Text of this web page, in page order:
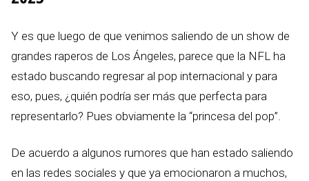
Y es que luego de que venimos saliendo de un show de
grandes raperos de Los Ángeles, parece que la NFL ha
estado buscando regresar al pop internacional y para
eso, pues, ¿quién podría ser más que perfecta para
representarlo? Pues obviamente la “princesa del pop”.
De acuerdo a algunos rumores que han estado saliendo
en las redes sociales y que ya emocionaron a muchos,